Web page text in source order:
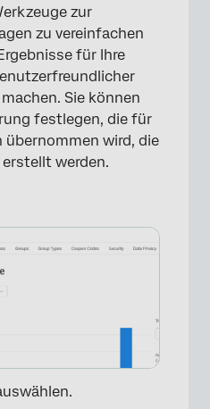
zur
zu vereinfachen
für Ihre
Sie können
festlegen, die für
übernommen wird, die
werden.